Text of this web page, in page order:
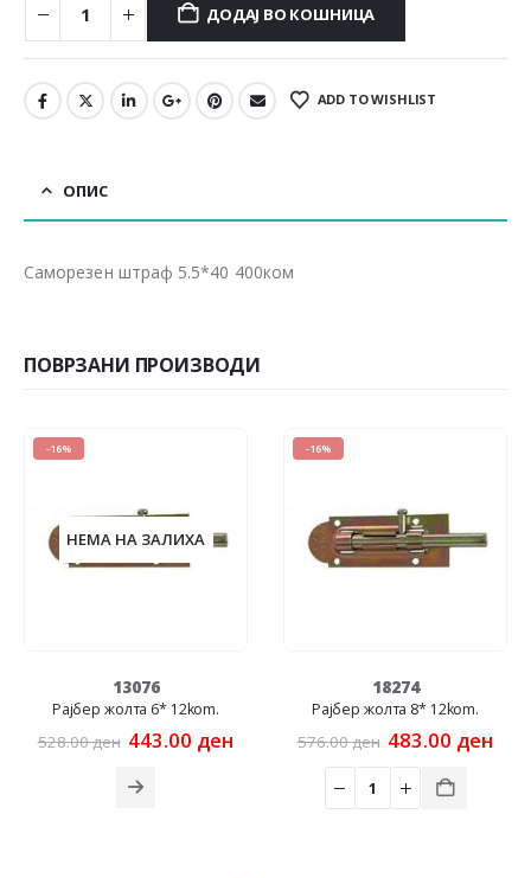
ДОДАЈ ВО КОШНИЦА
ADD TO WISHLIST
ОПИС
Cаморезен штраф 5.5*40 400ком
ПОВРЗАНИ ПРОИЗВОДИ
-16%
НЕМА НА ЗАЛИХА
13076
Рајбер жолта 6* 12kom.
528.00ден Original
was:
528.00 ден.
443.00 ден Current
443.00 ден.
-16%
18274
Рајбер жолта 8* 12kom.
576.00ден Original
was:
576.00 ден.
483.00 ден